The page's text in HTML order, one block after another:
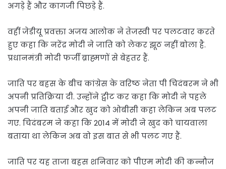
अगड़े हैं और कागजी पिछड़े हैं.
वहीं जेडीयू प्रवक्ता अजय आलोक ने तेजस्वी पर पलटवार करते
हुए कहा कि नरेंद्र मोदी ने जाति को लेकर झूठ नहीं बोला है.
प्रधानमंत्री मोदी फर्जी ब्राह्मणों से बेहतर हैं.
जाति पर बहस के बीच कांग्रेस के वरिष्ठ नेता पी चिदंबरम ने भी
अपनी प्रतिक्रिया दी. उन्होंने ट्वीट कर कहा कि मोदी ने पहले
अपनी जाति बताई और खुद को ओबीसी कहा लेकिन अब पलट
गए. चिदंबरम ने कहा कि 2014 में मोदी ने खुद को चायवाला
बताया था लेकिन अब वो इस बात से भी पलट गए हैं.
जाति पर यह ताजा बहस शनिवार को पीएम मोदी की कन्नौज